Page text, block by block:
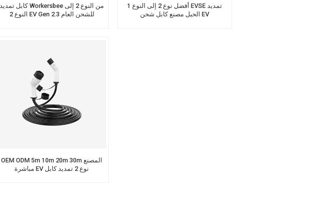
كابل تمديد Workersbee من النوع 2 إلى
النوع 2 EV Gen 2.3 للشحن العام
أفضل نوع 2 إلى النوع 1 EVSE تمديد
الحبل مصنع كابل شحن EV
OEM ODM 5m 10m 20m 30m المصنع
مباشرة EV نوع 2 تمديد كابل